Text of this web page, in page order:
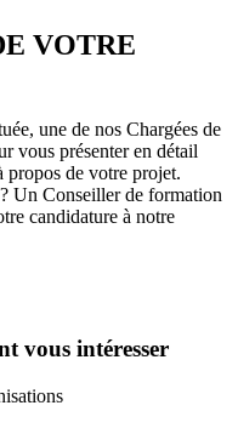
VOTRE
une de nos Chargées de
vous présenter en détail
propos de votre projet.
Un Conseiller de formation
candidature à notre
vous intéresser